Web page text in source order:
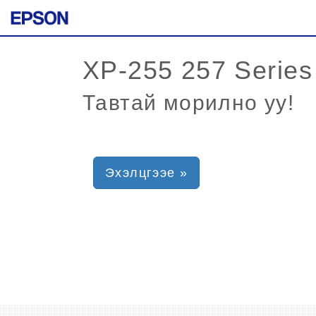
Тавтай морилно уу!
Эхэлцгээе »